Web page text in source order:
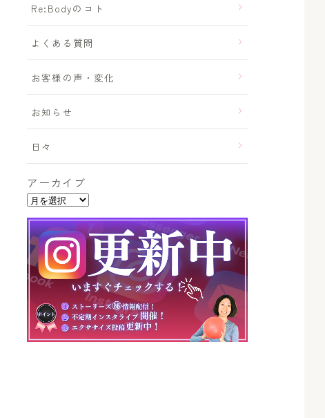
Re:Bodyのコト
よくある質問
お客様の声・変化
お知らせ
日々
アーカイブ
ア
ー
カ
イ
ブ